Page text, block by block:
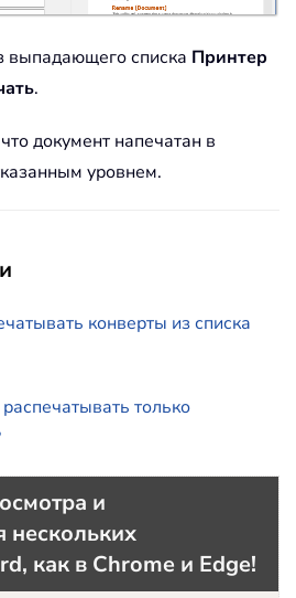
выпадающего списка Принтер
.
документ напечатан в
уровнем.
конверты из списка
только
и
нескольких
как в Chrome и Edge!